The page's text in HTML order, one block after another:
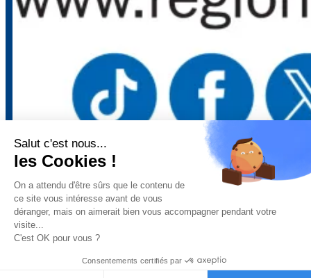
Mentions légales– Politique de confidentialité –Gestion des
cookies–Remboursements/ Retours
Conditions générales
d’utilisation
“Ce site a été financé à l’aide du FEDER (REACT-UE) dans le cadre de la réponse
de l’Union européenne à la pandémie COVID-19. L’Europe s’engage à La Réunion”
Téléchargez nos conditions générales de vente
Téléchargez la déclaration d’activité
Salut c'est nous...
les Cookies !
On a attendu d'être sûrs que le contenu de
ce site vous intéresse avant de vous
déranger, mais on aimerait bien vous accompagner pendant votre
visite...
C'est OK pour vous ?
Consentements certifiés par